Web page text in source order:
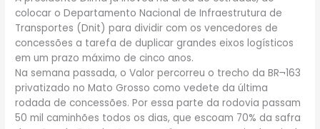
colocar o Departamento Nacional de Infraestrutura de
Transportes (Dnit) para dividir com os vencedores de
concessões a tarefa de duplicar grandes eixos logísticos
em um prazo máximo de cinco anos.
Na semana passada, o Valor percorreu o trecho da BR¬163
privatizado no Mato Grosso como vedete da última
rodada de concessões. Por essa parte da rodovia passam
50 mil caminhões todos os dias, que escoam 70% da safra